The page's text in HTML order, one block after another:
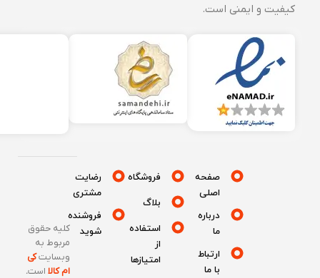
کیفیت و ایمنی است.
صفحه
درباره
ارتباط
فروشگاه
بلاگ
استفاده
امتیازها
رضایت
مشتری
فروشنده
شوید
کلیه حقوق
مربوط به
وبسایتکی
ام کالااست.